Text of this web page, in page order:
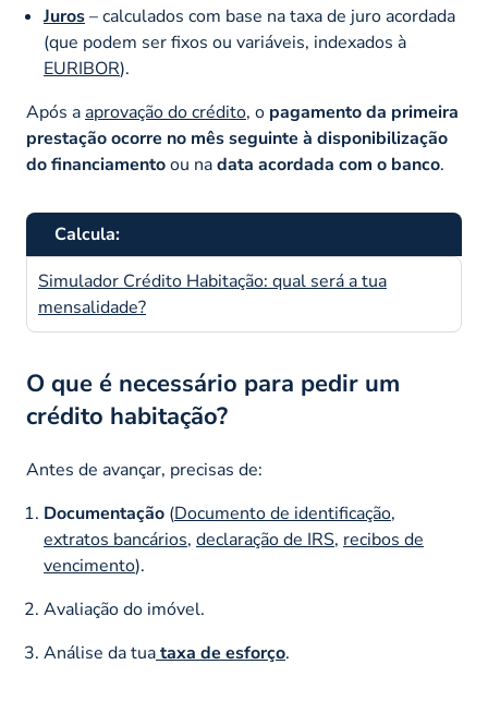
Juros– calculados com base na taxa de juro acordada
(que podem ser fixos ou variáveis, indexados à
EURIBOR).
Após a aprovação do crédito, o pagamento da primeira
prestação ocorre no mês seguinte à disponibilização
do financiamentoou nadata acordada com o banco.
Calcula:
Simulador Crédito Habitação: qual será a tua
mensalidade?
O que é necessário para pedir um
crédito habitação?
Antes de avançar, precisas de:
Documentação (Documento de identificação,
extratos bancários, declaração de IRS, recibos de
vencimento).
Avaliação do imóvel.
Análise da tuataxa de esforço.